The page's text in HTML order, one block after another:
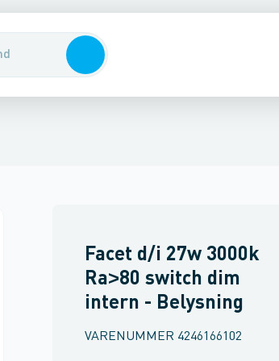
Facet d/i 27w 3000k
Ra˃80 switch dim
intern - Belysning
VARENUMMER 4246166102